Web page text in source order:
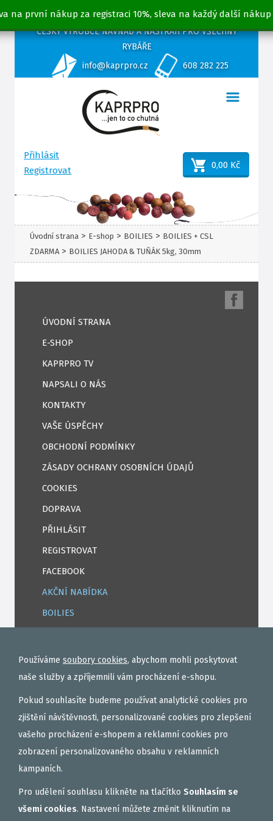
na první nákup za registraci 10%, sleva na každý další nákup
ČESKÝ VÝROBCE NÁVNAD A NÁSTRAH PRO VŠECHNY
RYBÁŘE
info@kaprpro.cz
608 282 225
Přihlásit
Registrovat
0,00 Kč
Úvodní strana > E-shop > BOILIES > BOILIES + CSL
ZDARMA > BOILIES JAHODA & TUŇÁK 5kg, 30mm
ÚVODNÍ STRANA
E-SHOP
KAPRPRO TV
NAPSALI O NÁS
KONTAKTY
VAŠE ÚSPĚCHY
OBCHODNÍ PODMÍNKY
ZÁSADY OCHRANY OSOBNÍCH ÚDAJŮ
COOKIES
DOPRAVA
PŘIHLÁSIT
REGISTROVAT
FACEBOOK
AKČNÍ NABÍDKA
BOILIES
TEKUTÉ
OBALOVAČKY
VAŘENÝ PARTIKL
BIŽUTERIE NA MONTÁŽE
DÁRKOVÝ POUKAZ, DÁRKOVÁ KAZETA
AKČNÍ SETY
Používáme soubory cookies, abychom mohli poskytovat
naše služby a zpříjemnili vám procházení e-shopu.
Pokud souhlasíte budeme používat analytické cookies pro
zjištění návštěvnosti, personalizované cookies pro zlepšení
vašeho procházení e-shopem a reklamní cookies pro
zobrazení personalizovaného obsahu v reklamních
kampaních.
Pro udělení souhlasu klikněte na tlačítko Souhlasím se
všemi cookies. Nastavení můžete změnit kliknutím na